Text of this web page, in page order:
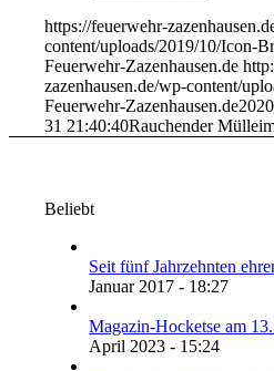
https://feuerwehr-
content/uploads/2019/10/Icon-
Feuerwehr-Zazenhausen.de
zazenhausen.de/wp-content/
Feuerwehr-Zazenhausen.de
31 21:40:40Rauchender
Beliebt
Seit fünf Jahrzehnten
Januar 2017 - 18:27
Magazin-Hocketse am
April 2023 - 15:24